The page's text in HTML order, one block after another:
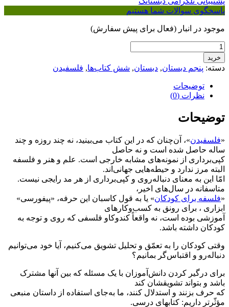
پاسخگوی سوالات شما هستیم
موجود در انبار (فعال برای پیش سفارش)
فلسفیدن
خشت
پنجم
خرید
دسته: پنجم دبستان, دبستان, شش کتاب‌ها, فلسفیدن
توضیحات
نظرات (0)
توضیحات
«فلسفیدن»، آن‌چنان که در این کتاب می‌بینید، نه چند روزه و چند
ساله حاصل شده است و نه حاصل
کپی‌برداری از نمونه‌های مشابه خارجی است. علم و هنر و فلسفه
البته مرز ندارد و حیطه‌هایی جهانی‌اند.
امّا این به معنای دنباله‌روی و کپی‌برداری از هر مد رایجی نیست.
متاسفانه در سال‌های اخیر،
«فلسفه برای کودکان» یا به قول کاسبان این حرفه، «پیفورسی»
ابزاری ، برای رونق به کسب‌وکارهای
آموزشی بوده است، نه واقعاً کندوکاو فلسفی که روی و توجه به
کودکان داشته باشد.
وقتی کودکان را به تعمّق و تحلیل تشویق می‌کنیم، آیا خود می‌توانیم
دنباله‌رو و اقتباس‌گر بمانیم؟
برای درگیر کردن دانش‌آموزان با یک مسئله که بین آنها مشترک
باشد و بتواند تشویقشان کند
که حرف بزنند و استدلال کنند، ما به‌جای استفاده از داستان منبعی
مؤثّرتر داریم: کتابهای درسی.